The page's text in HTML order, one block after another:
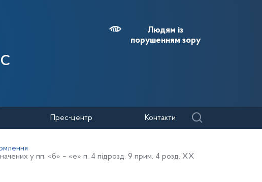
Людям із
порушенням зору
Прес-центр Контакти
у пп. «б» – «е» п. 4 підрозд. 9 прим. 4 розд. ХХ